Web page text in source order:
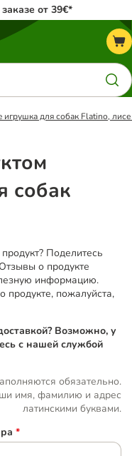
от 39€*
игрушка для собак Flatino,
собак
Поделитесь
о продукте
информацию.
продукте, пожалуйста,
Возможно, у
с нашей службой
обязательно.
имя, фамилию и адрес
латинскими буквами.
*